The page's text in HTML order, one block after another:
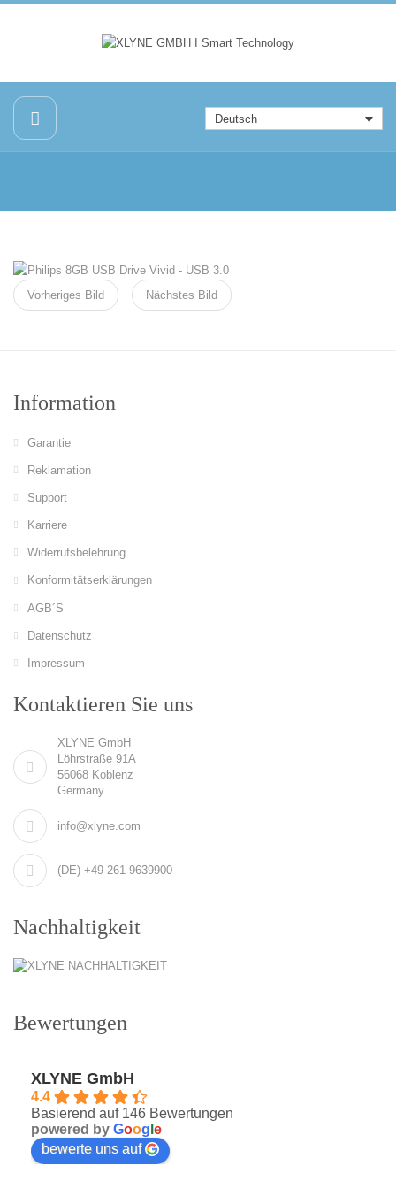
Deutsch
Vorheriges Bild Nächstes Bild
Information
Garantie
Reklamation
Support
Karriere
Widerrufsbelehrung
Konformitätserklärungen
AGB´S
Datenschutz
Impressum
Kontaktieren Sie uns
XLYNE GmbH
Löhrstraße 91A
56068 Koblenz
Germany
info@xlyne.com
(DE) +49 261 9639900
Nachhaltigkeit
Bewertungen
XLYNE GmbH
4.4
Basierend auf 146 Bewertungen
powered by Goog e
bewerte uns auf